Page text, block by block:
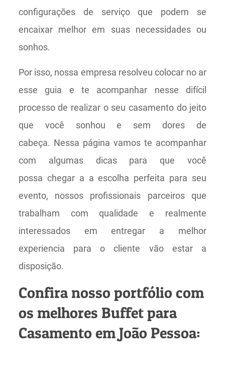
configurações de serviço que podem se
encaixar melhor em suas necessidades ou
sonhos.
Por isso, nossa empresa resolveu colocar no ar
esse guia e te acompanhar nesse difícil
processo de realizar o seu casamento do jeito
que você sonhou e sem dores de
cabeça. Nessa página vamos te acompanhar
com algumas dicas para que você
possa chegar a a escolha perfeita para seu
evento, nossos profissionais parceiros que
trabalham com qualidade e realmente
interessados em entregar a melhor
experiencia para o cliente vão estar a
disposição.
Confira nosso portfólio com
os melhores Buffet para
Casamento em João Pessoa: